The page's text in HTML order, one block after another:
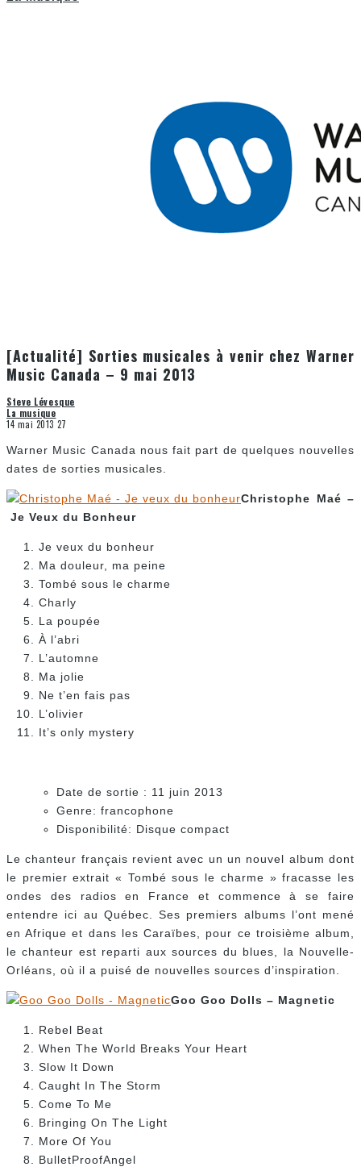
[Actualité] Sorties musicales à venir chez Warner
Music Canada – 9 mai 2013
Steve Lévesque
La musique
14 mai 2013 27
Warner Music Canada nous fait part de quelques nouvelles
dates de sorties musicales.
Christophe Maé –
Je Veux du Bonheur
Je veux du bonheur
Ma douleur, ma peine
Tombé sous le charme
Charly
La poupée
À l’abri
L’automne
Ma jolie
Ne t’en fais pas
L’olivier
It’s only mystery
Date de sortie : 11 juin 2013
Genre: francophone
Disponibilité: Disque compact
Le chanteur français revient avec un un nouvel album dont
le premier extrait « Tombé sous le charme » fracasse les
ondes des radios en France et commence à se faire
entendre ici au Québec. Ses premiers albums l’ont mené
en Afrique et dans les Caraïbes, pour ce troisième album,
le chanteur est reparti aux sources du blues, la Nouvelle-
Orléans, où il a puisé de nouvelles sources d’inspiration.
Goo Goo Dolls – Magnetic
Rebel Beat
When The World Breaks Your Heart
Slow It Down
Caught In The Storm
Come To Me
Bringing On The Light
More Of You
BulletProofAngel